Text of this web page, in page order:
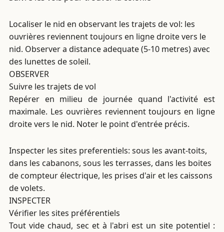
Localiser le nid en observant les trajets de vol: les
ouvrières reviennent toujours en ligne droite vers le
nid. Observer a distance adequate (5-10 metres) avec
des lunettes de soleil.
OBSERVER
Suivre les trajets de vol
Repérer en milieu de journée quand l'activité est
maximale. Les ouvrières reviennent toujours en ligne
droite vers le nid. Noter le point d'entrée précis.
Inspecter les sites preferentiels: sous les avant-toits,
dans les cabanons, sous les terrasses, dans les boites
de compteur électrique, les prises d'air et les caissons
de volets.
INSPECTER
Vérifier les sites préférentiels
Tout vide chaud, sec et à l'abri est un site potentiel :